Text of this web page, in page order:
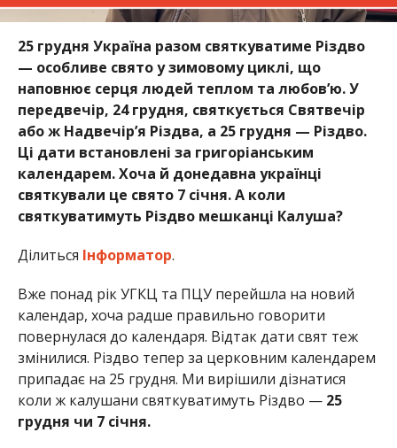
25 грудня Україна разом святкуватиме Різдво
— особливе свято у зимовому циклі, що
наповнює серця людей теплом та любов’ю. У
передвечір, 24 грудня, святкується Святвечір
або ж Надвечір’я Різдва, а 25 грудня — Різдво.
Ці дати встановлені за григоріанським
календарем. Хоча й донедавна українці
святкували це свято 7 січня. А коли
святкуватимуть Різдво мешканці Калуша?
Ділиться Інформатор.
Вже понад рік УГКЦ та ПЦУ перейшла на новий
календар, хоча радше правильно говорити
повернулася до календаря. Відтак дати свят теж
змінилися. Різдво тепер за церковним календарем
припадає на 25 грудня. Ми вирішили дізнатися
коли ж калушани святкуватимуть Різдво — 25
грудня чи 7 січня.